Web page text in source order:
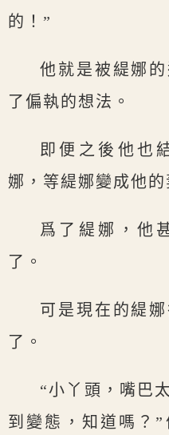
的！”
他就是被緹娜
了偏執的想法。
即便之後他也
娜，等緹娜變成他的
爲了緹娜，他
了。
可是現在的緹
了。
“小丫頭，嘴巴
到變態，知道嗎？